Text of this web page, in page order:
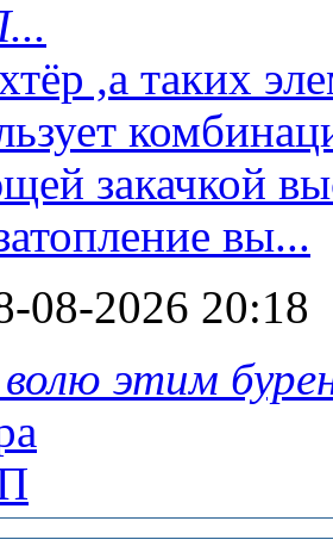
,а таких
закачкой
вы...
08-2026 20:18
этим